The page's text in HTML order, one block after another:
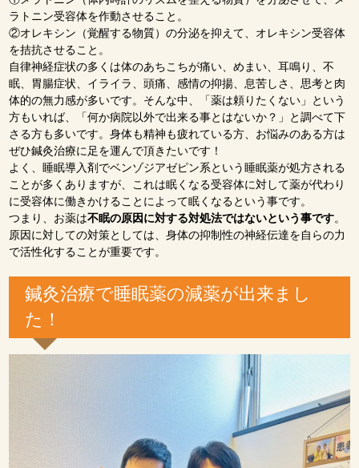
ラトニン受容体を作動させること。
②オレキシン（覚醒する物質）の分泌を抑えて、オレキシン受容体
を拮抗させること。
自律神経症状の多くは体のあちこちが痛い、めまい、耳鳴り、不
眠、胃腸症状、イライラ、頭痛、感情の抑揚、息苦しさ、思考と肉
体的の無力感が多いです。そんな中、「薬は頼りたくない」という
方もいれば、「何か病院以外で出来る事とはないか？」と調べて下
さる方も多いです。身体も精神も疲れている方、お悩みのある方は
ぜひ鍼灸治療に足を運んで頂きたいです！
よく、睡眠導入剤でベンゾジアゼピン系という睡眠薬が処方される
ことが多くありますが、これは眠くなる受容体に対して薬が代わり
に受容体に働きかけることによって眠くなるという事です。
つまり、お薬は不眠の原因に対する対処法ではないという事です。
原因に対しての対策としては、身体の抑制性の神経伝達を自らの力
で活性化することが重要です。
鍼灸治療で睡眠薬の減薬が出来まし
た！